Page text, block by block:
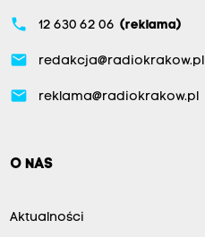
phone 12 630 62 06 (reklama)
email redakcja@radiokrakow.pl
email reklama@radiokrakow.pl
O NAS
Aktualności